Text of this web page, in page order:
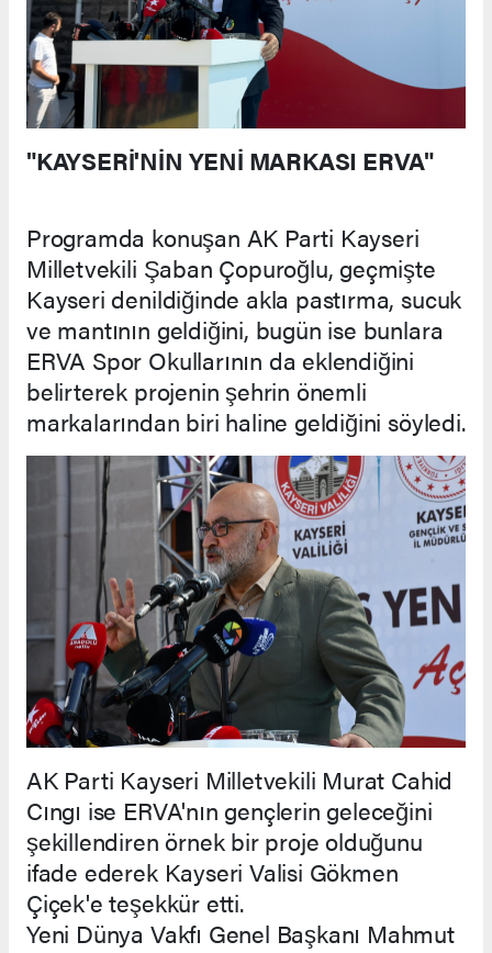
"KAYSERİ'NİN YENİ MARKASI ERVA"
Programda konuşan AK Parti Kayseri
Milletvekili Şaban Çopuroğlu, geçmişte
Kayseri denildiğinde akla pastırma, sucuk
ve mantının geldiğini, bugün ise bunlara
ERVA Spor Okullarının da eklendiğini
belirterek projenin şehrin önemli
markalarından biri haline geldiğini söyledi.
AK Parti Kayseri Milletvekili Murat Cahid
Cıngı ise ERVA'nın gençlerin geleceğini
şekillendiren örnek bir proje olduğunu
ifade ederek Kayseri Valisi Gökmen
Çiçek'e teşekkür etti.
Yeni Dünya Vakfı Genel Başkanı Mahmut